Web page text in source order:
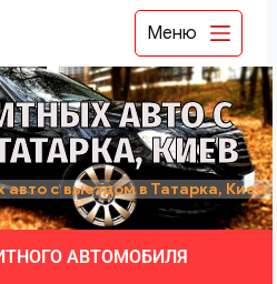
Меню
АВТО С
КИЕВ
авто с выездом в Татарка, Киев
АВТОМОБИЛЯ